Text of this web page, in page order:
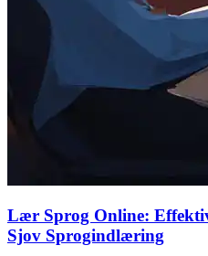
Lær Sprog Online:
Sjov Sprogindlæring